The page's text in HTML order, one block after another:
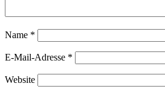
Name *
E-Mail-Adresse *
Website